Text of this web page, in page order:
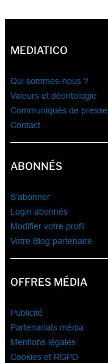
MEDIATICO
Qui sommes-nous ?
Valeurs et déontologie
Communiqués de presse
Contact
ABONNÉS
S’abonner
Login abonnés
Modifier votre profil
Votre Blog partenaire
OFFRES MÉDIA
Publicité
Partenariats média
Mentions légales
Cookies et RGPD